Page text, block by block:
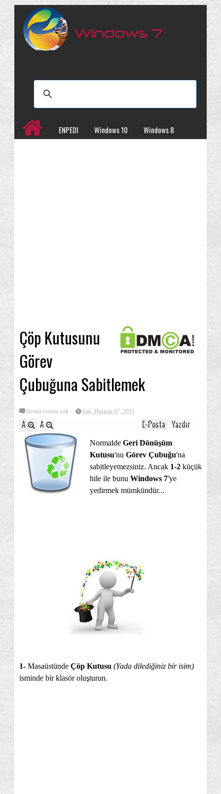
ENPEDI Windows 10
Windows 8
Çöp Kutusunu
Görev
Çubuğuna Sabitlemek
Henüz yorum yok Salı, Haziran 07, 2011
A A Yazdır
E-Posta
Normalde Geri Dönüşüm
Kutusu'nu Görev Çubuğu'na
sabitleyemezsiniz. Ancak 1-2 küçük
hile ile bunu Windows 7'ye
yedirmek mümkündür...
1- Masaüstünde Çöp Kutusu (Yada dilediğiniz bir isim)
isminde bir klasör oluşturun.